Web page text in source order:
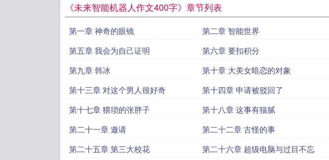
《未来智能机器人作文400字》章节列表
第一章 神奇的眼镜 第二章 智能世界
第五章 我会为自己证明
第六章 要扣积分
第九章 韩冰
第十章 大美女暗恋的对象
第十三章 对这个男人很好奇
第十四章 申请被驳回了
第十七章 猥琐的张胖子
第十八章 这事有猫腻
第二十一章 邀请
第二十二章 古怪的事
第二十五章 第三大校花
第二十六章 超级电脑与过目不忘